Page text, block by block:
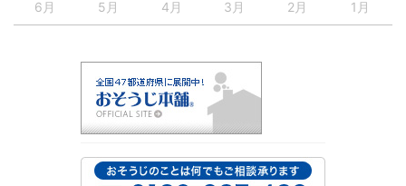
6月 5月 4月 3月 2月 1月